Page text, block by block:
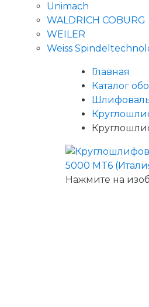
Unimach
WALDRICH COBURG
WEILER
Weiss
Главная
Каталог
Нажмите на